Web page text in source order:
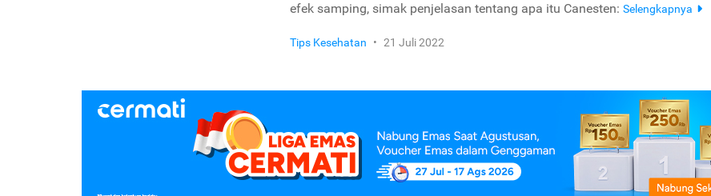
efek samping, simak penjelasan tentang apa itu Canesten: Selengkapnya
Tips Kesehatan • 21 Juli 2022